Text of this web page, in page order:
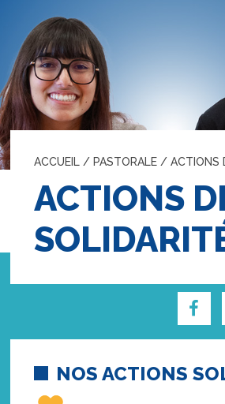
ACCUEIL / PASTORALE /ACTIONS
ACTIONS
NOS ACTIONS